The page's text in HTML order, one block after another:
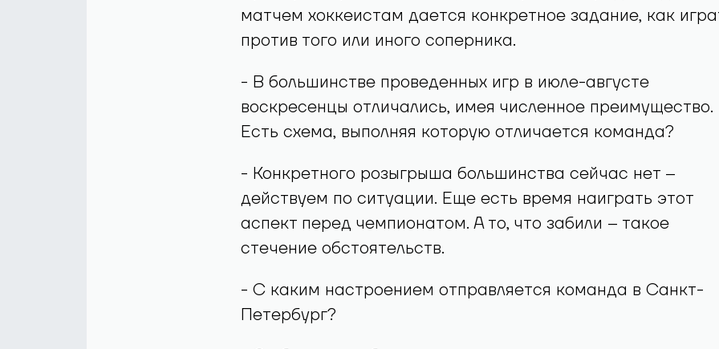
матчем хоккеистам дается конкретное задание, как
против того или иного соперника.
- В большинстве проведенных игр в июле-августе
воскресенцы отличались, имея численное преимущество.
Есть схема, выполняя которую отличается команда?
- Конкретного розыгрыша большинства сейчас нет –
действуем по ситуации. Еще есть время наиграть этот
аспект перед чемпионатом. А то, что забили – такое
стечение обстоятельств.
- С каким настроением отправляется команда в Санкт-
Петербург?